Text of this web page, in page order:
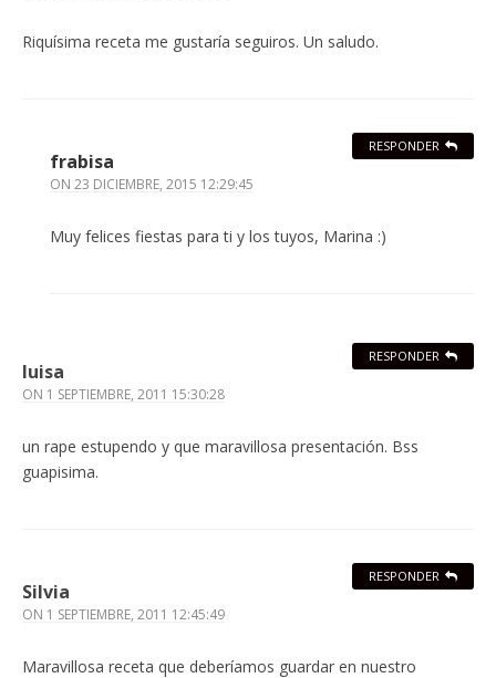
Riquísima receta me gustaría seguiros. Un saludo.
frabisa
ON 23 DICIEMBRE, 2015 12:29:45
Muy felices fiestas para ti y los tuyos, Marina :)
RESPONDER
luisa
ON 1 SEPTIEMBRE, 2011 15:30:28
un rape estupendo y que maravillosa presentación. Bss
guapisima.
RESPONDER
Silvia
ON 1 SEPTIEMBRE, 2011 12:45:49
Maravillosa receta que deberíamos guardar en nuestro
RESPONDER